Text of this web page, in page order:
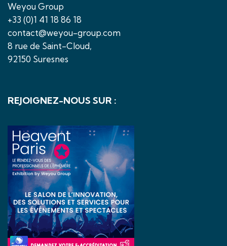
Weyou Group
+33 (0)1 41 18 86 18
contact@weyou-group.com
8 rue de Saint-Cloud,
92150 Suresnes
REJOIGNEZ-NOUS SUR :